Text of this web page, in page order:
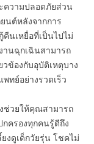
ความปลอดภัยส่วน
นต์หลังจากการ
นเหยื่อที่เป็นไปไม่
านฉุกเฉินสามารถ
ข้องกับอุบัติเหตุบาง
ทย์อย่างรวดเร็ว
ช่วยให้คุณสามารถ
ครองทุกคนรู้ดีถึง
งดูเด็กวัยรุ่น โชคไม่